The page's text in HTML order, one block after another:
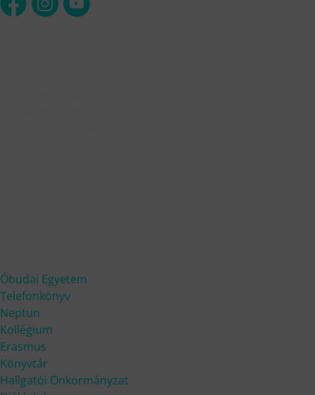
Óbudai Egyetem
Telefonkönyv
Neptun
Kollégium
Erasmus
Könyvtár
Hallgatói Önkormányzat